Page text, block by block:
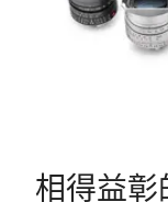
相得益